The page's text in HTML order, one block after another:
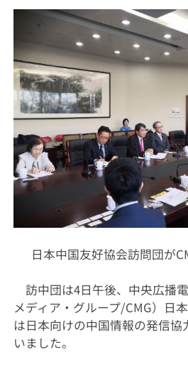
日本中国友好協会訪問団が
訪中団は4日午後、中央広播
メディア ・ グループ/CMG）日
は日本向けの中国情報の発信協
いました。